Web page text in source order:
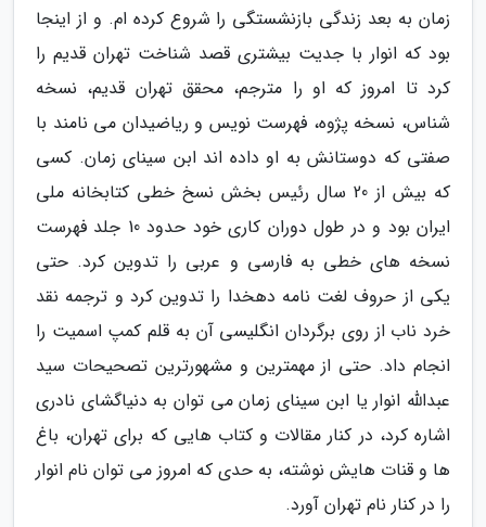
زمان به بعد زندگی بازنشستگی را شروع کرده ام. و از اینجا
بود که انوار با جدیت بیشتری قصد شناخت تهران قدیم را
کرد تا امروز که او را مترجم، محقق تهران قدیم، نسخه
شناس، نسخه پژوه، فهرست نویس و ریاضیدان می نامند با
صفتی که دوستانش به او داده اند ابن سینای زمان. کسی
که بیش از 20 سال رئیس بخش نسخ خطی کتابخانه ملی
ایران بود و در طول دوران کاری خود حدود 10 جلد فهرست
نسخه های خطی به فارسی و عربی را تدوین کرد. حتی
یکی از حروف لغت نامه دهخدا را تدوین کرد و ترجمه نقد
خرد ناب از روی برگردان انگلیسی آن به قلم کمپ اسمیت را
انجام داد. حتی از مهمترین و مشهورترین تصحیحات سید
عبدالله انوار یا ابن سینای زمان می توان به دنیاگشای نادری
اشاره کرد، در کنار مقالات و کتاب هایی که برای تهران، باغ
ها و قنات هایش نوشته، به حدی که امروز می توان نام انوار
را در کنار نام تهران آورد.